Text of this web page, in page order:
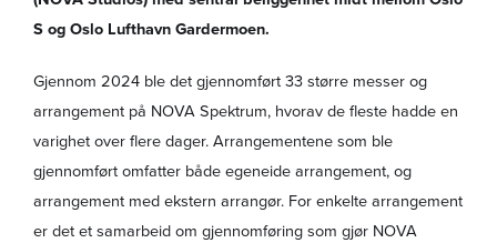
S og Oslo Lufthavn Gardermoen.
Gjennom 2024 ble det gjennomført 33 større messer og
arrangement på NOVA Spektrum, hvorav de fleste hadde en
varighet over flere dager. Arrangementene som ble
gjennomført omfatter både egeneide arrangement, og
arrangement med ekstern arrangør. For enkelte arrangement
er det et samarbeid om gjennomføring som gjør NOVA